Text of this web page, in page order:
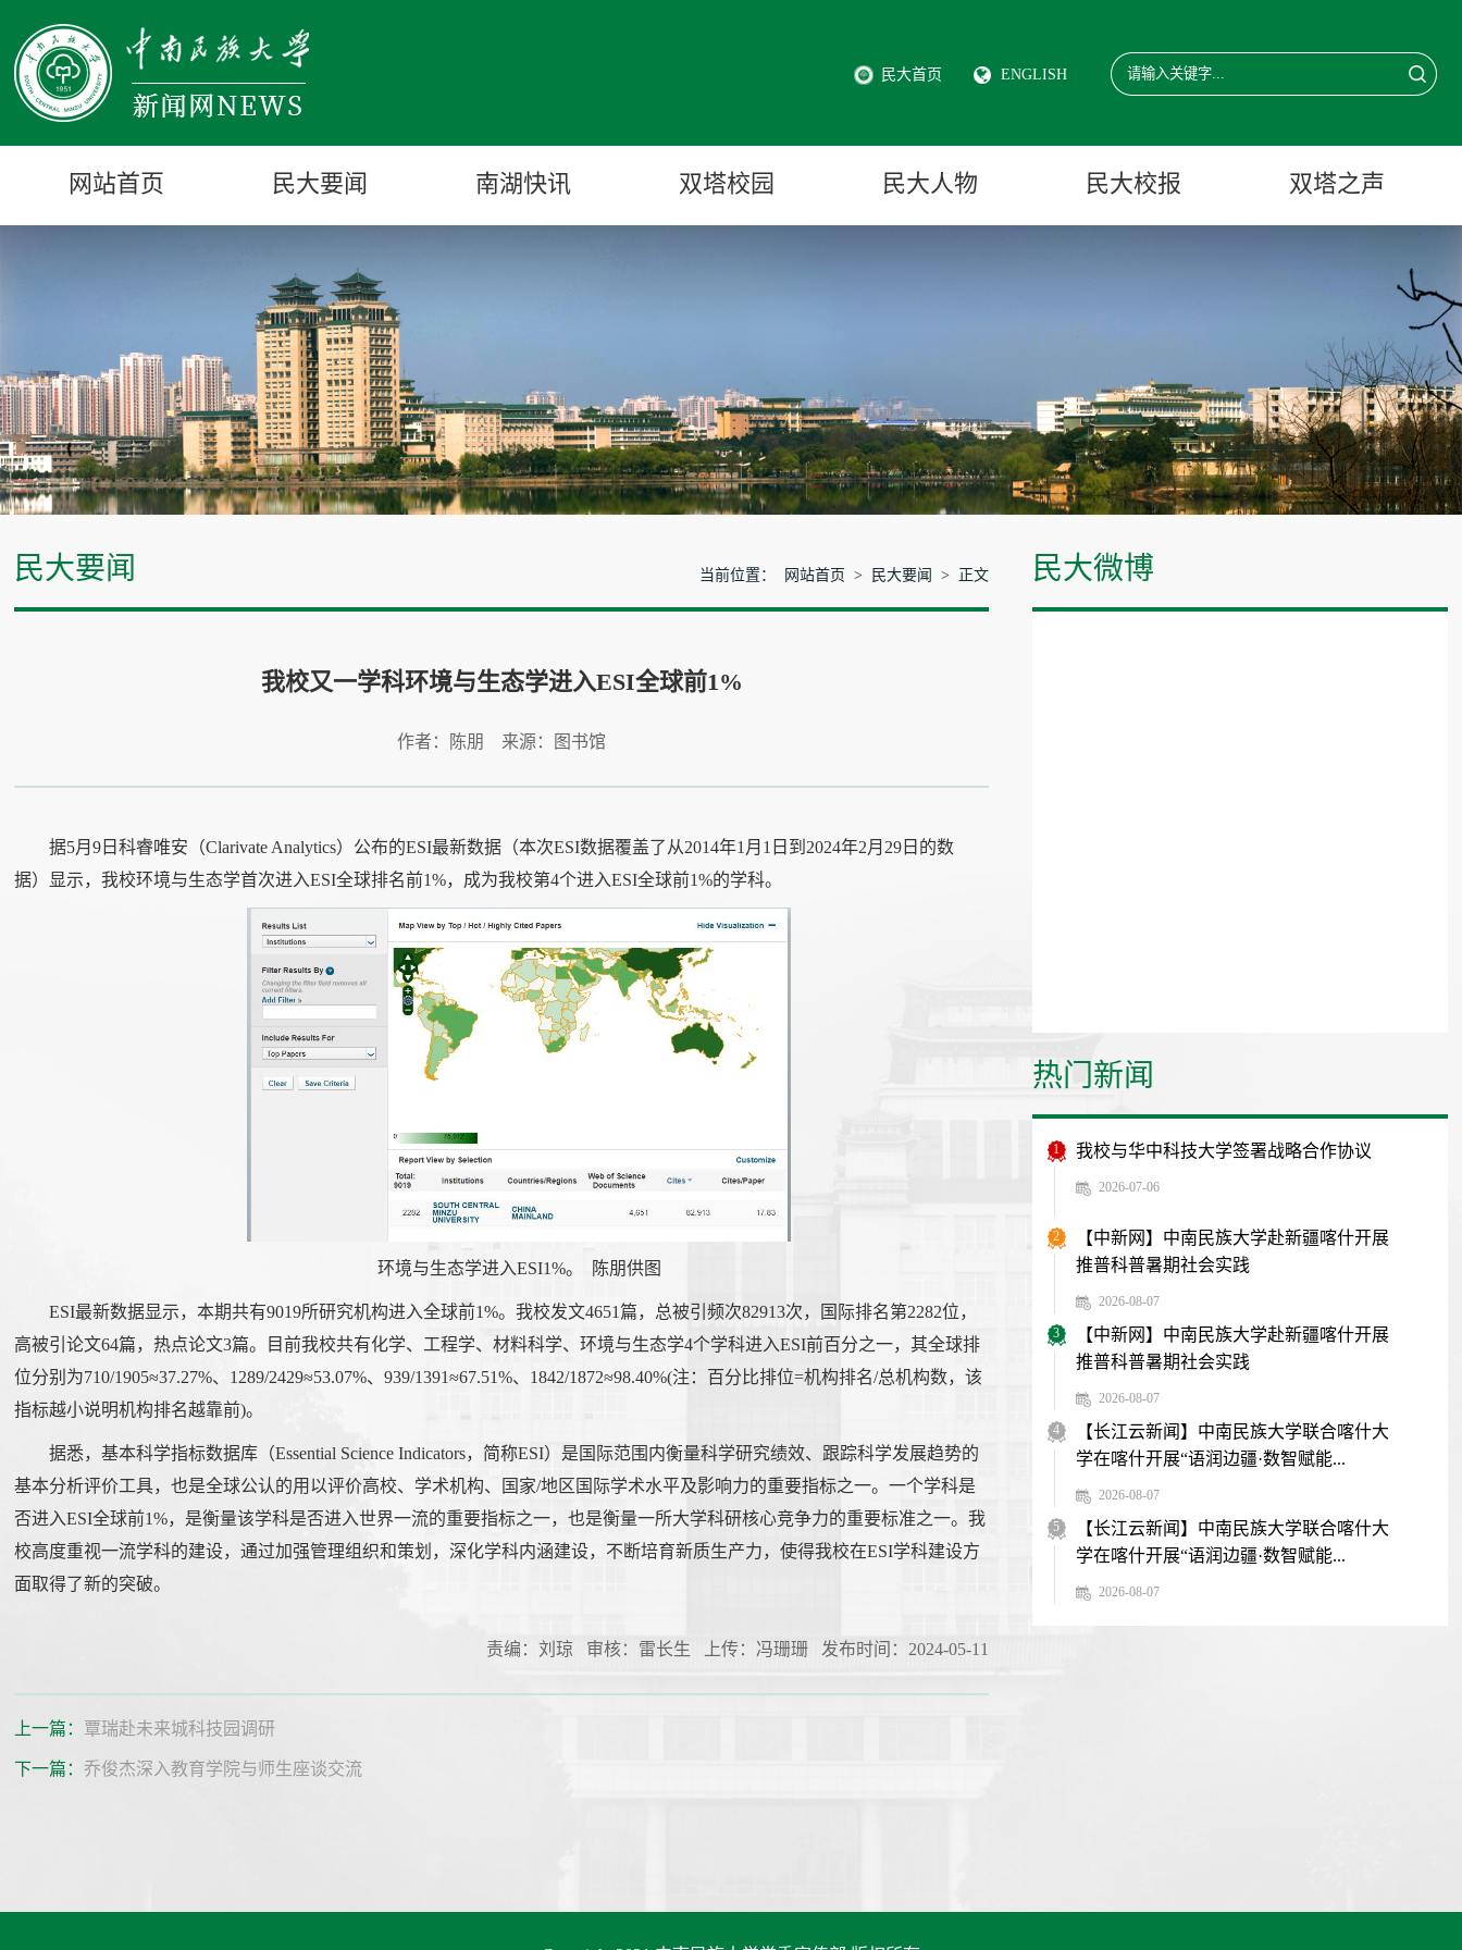
民大首页 ENGLISH
网站首页 民大要闻 南湖快讯 双塔校园 民大人物 民大校报 双塔之声
民大要闻 当前位置： 网站首页 > 民大要闻 > 正文
我校又一学科环境与生态学进入ESI全球前1%
作者：陈朋 来源：图书馆
据5月9日科睿唯安（Clarivate Analytics）公布的ESI最新数据（本次ESI数据覆盖了从2014年1月1日到2024年2月29日的数
据）显示，我校环境与生态学首次进入ESI全球排名前1%，成为我校第4个进入ESI全球前1%的学科。
环境与生态学进入ESI1%。 陈朋供图
ESI最新数据显示，本期共有9019所研究机构进入全球前1%。我校发文4651篇，总被引频次82913次，国际排名第2282位，
高被引论文64篇，热点论文3篇。目前我校共有化学、工程学、材料科学、环境与生态学4个学科进入ESI前百分之一，其全球排
位分别为710/1905≈37.27%、1289/2429≈53.07%、939/1391≈67.51%、1842/1872≈98.40%(注：百分比排位=机构排名/总机构数，该
指标越小说明机构排名越靠前)。
据悉，基本科学指标数据库（Essential Science Indicators，简称ESI）是国际范围内衡量科学研究绩效、跟踪科学发展趋势的
基本分析评价工具，也是全球公认的用以评价高校、学术机构、国家/地区国际学术水平及影响力的重要指标之一。一个学科是
否进入ESI全球前1%，是衡量该学科是否进入世界一流的重要指标之一，也是衡量一所大学科研核心竞争力的重要标准之一。我
校高度重视一流学科的建设，通过加强管理组织和策划，深化学科内涵建设，不断培育新质生产力，使得我校在ESI学科建设方
面取得了新的突破。
责编：刘琼 审核：雷长生 上传：冯珊珊 发布时间：2024-05-11
上一篇： 覃瑞赴未来城科技园调研
下一篇： 乔俊杰深入教育学院与师生座谈交流
民大微博
热门新闻
1 我校与华中科技大学签署战略合作协议
2026-07-06
2
【中新网】中南民族大学赴新疆喀什开展
推普科普暑期社会实践
2026-08-07
3
【中新网】中南民族大学赴新疆喀什开展
推普科普暑期社会实践
2026-08-07
4
【长江云新闻】中南民族大学联合喀什大
学在喀什开展“语润边疆·数智赋能...
2026-08-07
5
【长江云新闻】中南民族大学联合喀什大
学在喀什开展“语润边疆·数智赋能...
2026-08-07